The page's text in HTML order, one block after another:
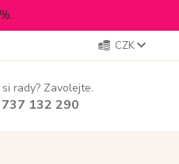
CZK
rady? Zavolejte.
132 290